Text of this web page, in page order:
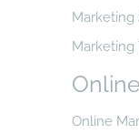
Marketing
Online